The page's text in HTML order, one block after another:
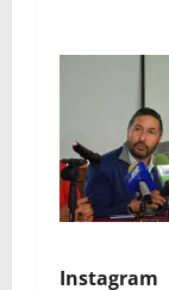
Instagram